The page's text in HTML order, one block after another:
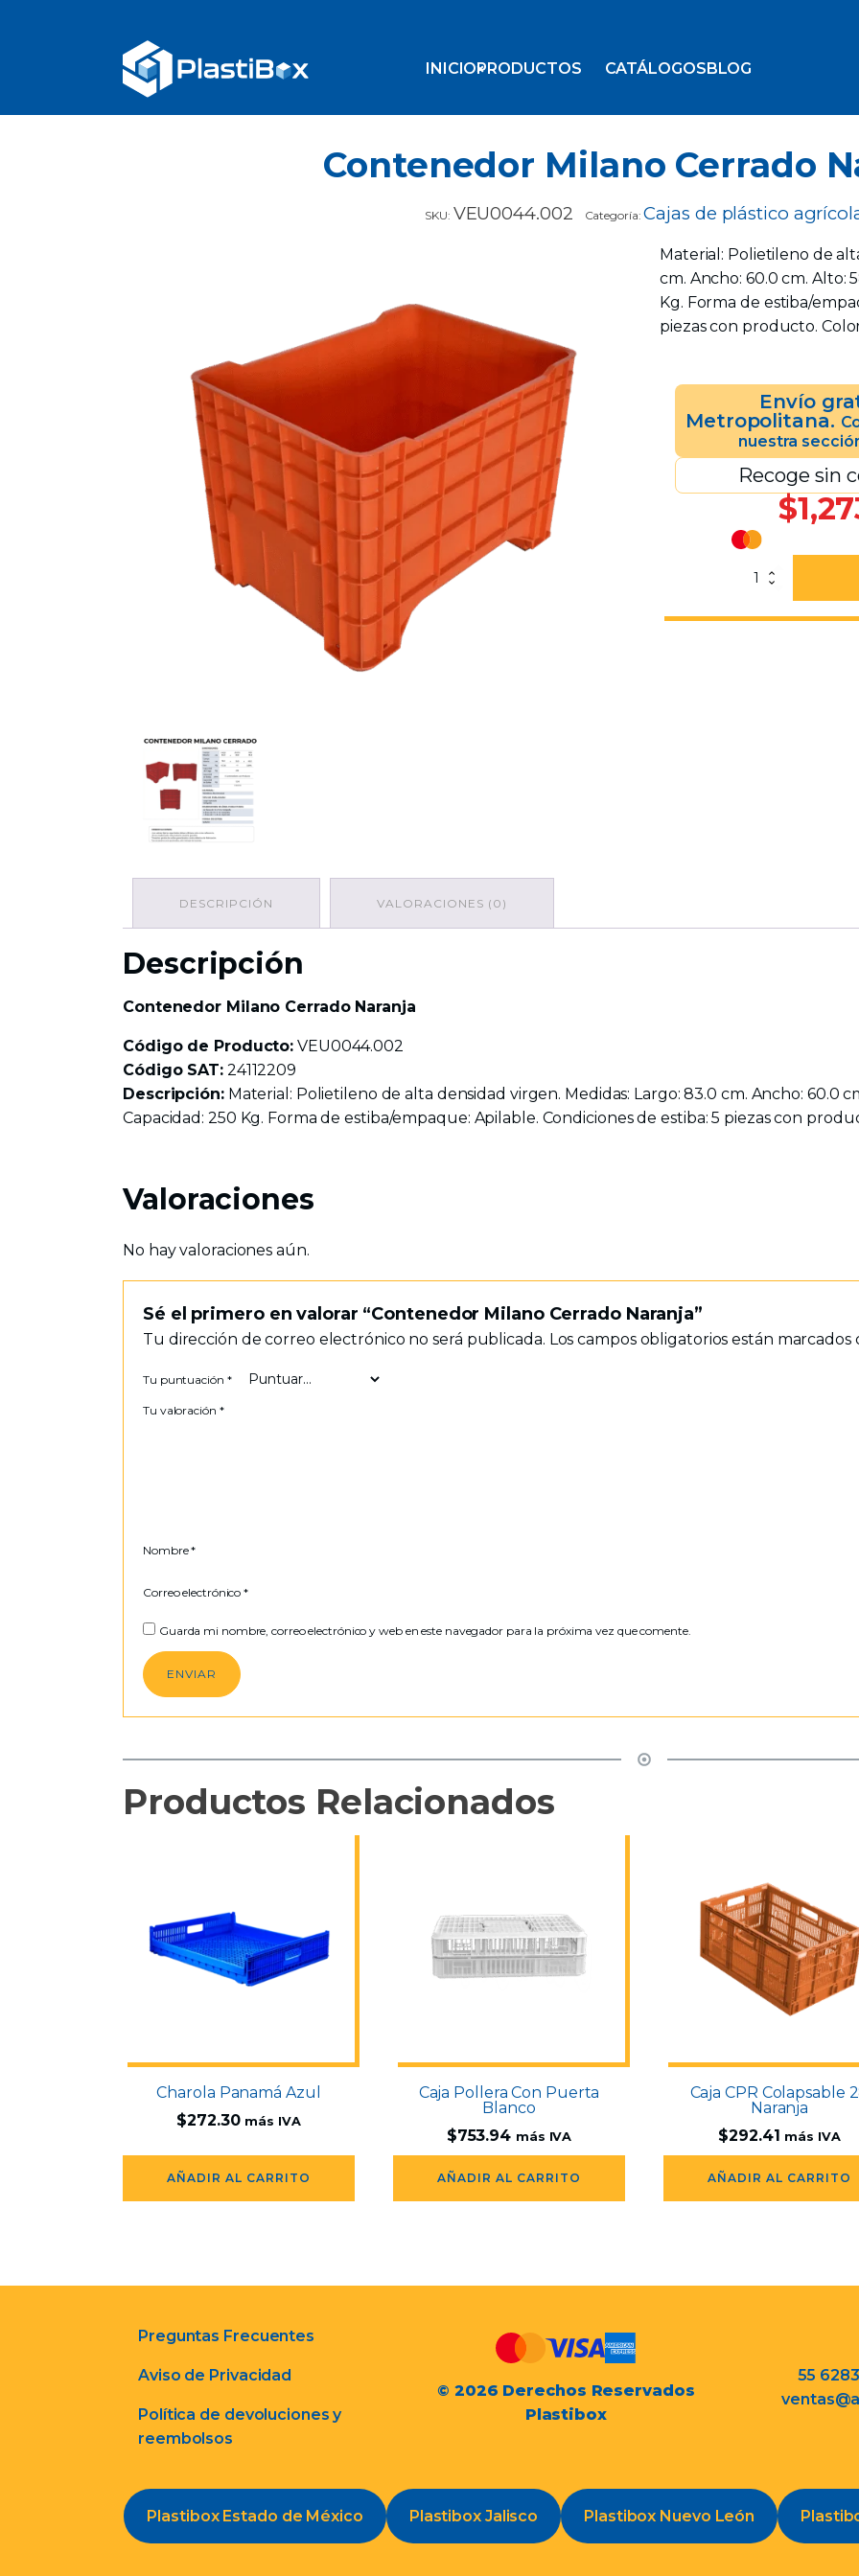
INICIOPRODUCTOS CATÁLOGOSBLOG
Contenedor Milano Cerrado
SKU: VEU0044.002 Categoría:Cajas de plástico
Material: Polietileno de
cm. Ancho: 60.0 cm. Alto:
Kg. Forma de estiba/
piezas con producto.
Envío
Metropolitana.
nuestra
Recoge sin
$
Contenedor
DESCRIPCIÓN VALORACIONES (0)
Descripción
Contenedor Milano Cerrado Naranja
Código de Producto: VEU0044.002
Código SAT:24112209
Descripción:Material: Polietileno de alta densidad virgen. Medidas: Largo: 83.0 cm. Ancho: 60.0
Capacidad: 250 Kg. Forma de estiba/empaque: Apilable. Condiciones de estiba: 5 piezas con
Valoraciones
No hay valoraciones aún.
Sé el primero en valorar “Contenedor Milano Cerrado Naranja”
Tu dirección de correo electrónico no será publicada. Los campos obligatorios están marcados
Tu puntuación *
Tu valoración *
Nombre*
Correo electrónico*
Guarda mi nombre, correo electrónico y web en este navegador para la próxima vez que comente.
Productos Relacionados
Charola Panamá Azul
$272.30 más IVA
AÑADIR AL CARRITO
Caja Pollera Con Puerta
Blanco
$753.94 más IVA
AÑADIR AL CARRITO
Caja CPR Colapsable
Naranja
$292.41 más IVA
AÑADIR AL CARRITO
Preguntas Frecuentes
Aviso de Privacidad
Política de devoluciones y
reembolsos
© 2026 Derechos Reservados
Plastibox
55
Plastibox Estado de México Plastibox Jalisco Plastibox Nuevo León